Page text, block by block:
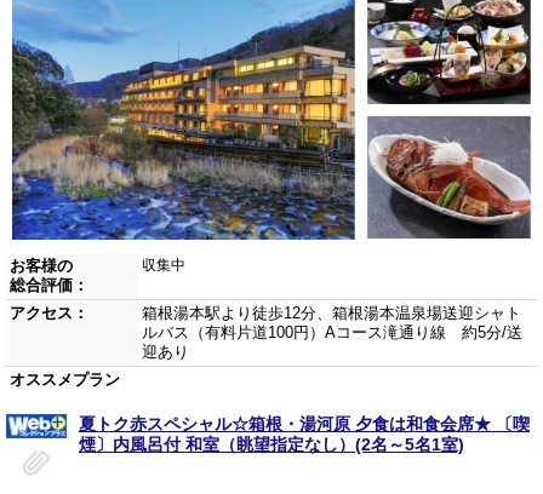
お客様の
総合評価：
収集中
アクセス：
箱根湯本駅より徒歩12分、箱根湯本温泉場送迎シャト
ルバス（有料片道100円）Aコース滝通り線 約5分/送
迎あり
オススメプラン
夏トク赤スペシャル☆箱根・湯河原 夕食は和食会席★ 〔喫
煙〕内風呂付 和室（眺望指定なし）(2名～5名1室)